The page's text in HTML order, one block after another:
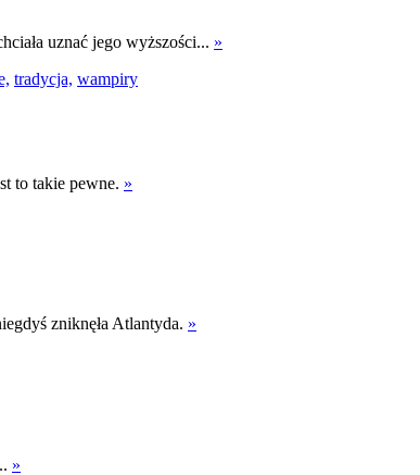
uznać jego wyższości... »
tradycja, wampiry
to takie pewne. »
zniknęła Atlantyda. »
»